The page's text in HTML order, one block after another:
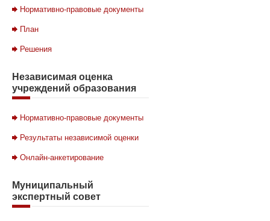
Нормативно-правовые документы
План
Решения
Независимая оценка
учреждений образования
Нормативно-правовые документы
Результаты независимой оценки
Онлайн-анкетирование
Муниципальный
экспертный совет